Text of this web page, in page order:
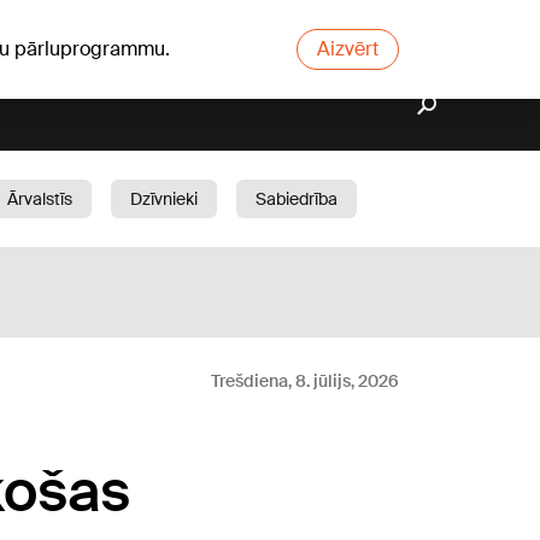
pārluprogrammu. Aizvērt
Ārvalstīs Dzīvnieki
Sabiedrība
Trešdiena, 8. jūlijs, 2026